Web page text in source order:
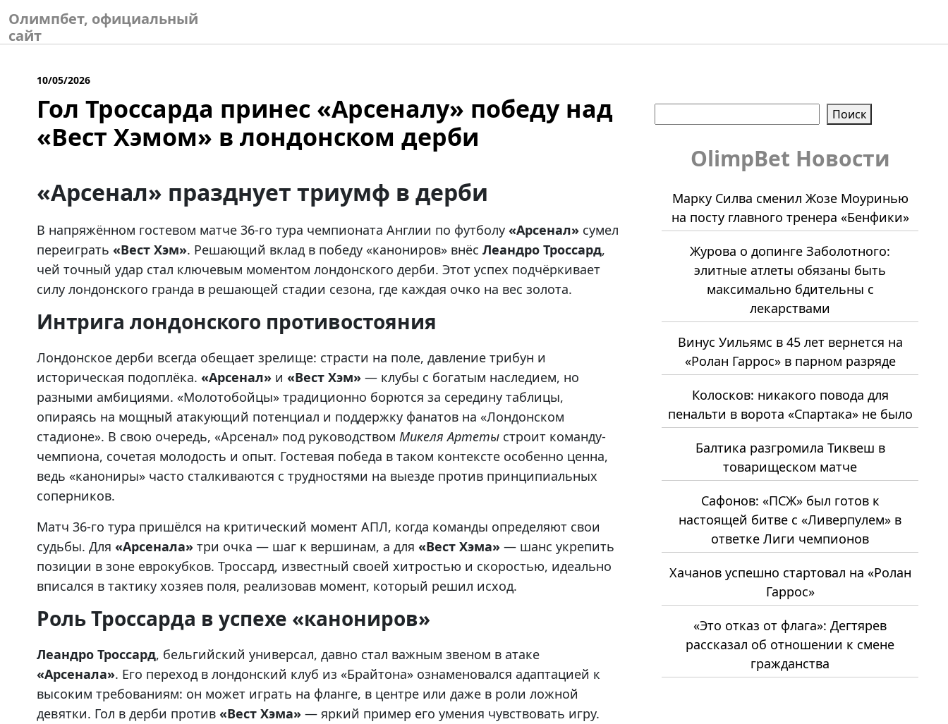
to
content
Олимпбет, официальный
сайт
10/05/2026
Гол Троссарда принес «Арсеналу» победу над
«Вест Хэмом» в лондонском дерби
«Арсенал» празднует триумф в дерби
В напряжённом гостевом матче 36-го тура чемпионата Англии по футболу «Арсенал» сумел
переиграть «Вест Хэм». Решающий вклад в победу «канониров» внёс Леандро Троссард,
чей точный удар стал ключевым моментом лондонского дерби. Этот успех подчёркивает
силу лондонского гранда в решающей стадии сезона, где каждая очко на вес золота.
Интрига лондонского противостояния
Лондонское дерби всегда обещает зрелище: страсти на поле, давление трибун и
историческая подоплёка. «Арсенал» и «Вест Хэм» — клубы с богатым наследием, но
разными амбициями. «Молотобойцы» традиционно борются за середину таблицы,
опираясь на мощный атакующий потенциал и поддержку фанатов на «Лондонском
стадионе». В свою очередь, «Арсенал» под руководством Микеля Артеты строит команду-
чемпиона, сочетая молодость и опыт. Гостевая победа в таком контексте особенно ценна,
ведь «канониры» часто сталкиваются с трудностями на выезде против принципиальных
соперников.
Матч 36-го тура пришёлся на критический момент АПЛ, когда команды определяют свои
судьбы. Для «Арсенала» три очка — шаг к вершинам, а для «Вест Хэма» — шанс укрепить
позиции в зоне еврокубков. Троссард, известный своей хитростью и скоростью, идеально
вписался в тактику хозяев поля, реализовав момент, который решил исход.
Роль Троссарда в успехе «канониров»
Леандро Троссард, бельгийский универсал, давно стал важным звеном в атаке
«Арсенала». Его переход в лондонский клуб из «Брайтона» ознаменовался адаптацией к
высоким требованиям: он может играть на фланге, в центре или даже в роли ложной
девятки. Гол в дерби против «Вест Хэма» — яркий пример его умения чувствовать игру.
Поиск
OlimpBet Новости
Марку Силва сменил Жозе Моуринью
на посту главного тренера «Бенфики»
Журова о допинге Заболотного:
элитные атлеты обязаны быть
максимально бдительны с
лекарствами
Винус Уильямс в 45 лет вернется на
«Ролан Гаррос» в парном разряде
Колосков: никакого повода для
пенальти в ворота «Спартака» не было
Балтика разгромила Тиквеш в
товарищеском матче
Сафонов: «ПСЖ» был готов к
настоящей битве с «Ливерпулем» в
ответке Лиги чемпионов
Хачанов успешно стартовал на «Ролан
Гаррос»
«Это отказ от флага»: Дегтярев
рассказал об отношении к смене
гражданства